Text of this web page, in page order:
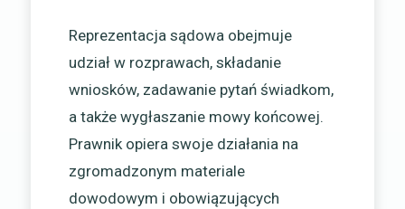
Reprezentacja sądowa obejmuje
udział w rozprawach, składanie
wniosków, zadawanie pytań świadkom,
a także wygłaszanie mowy końcowej.
Prawnik opiera swoje działania na
zgromadzonym materiale
dowodowym i obowiązujących